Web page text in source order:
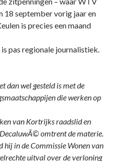
18 september vorig jaar en
is precies een maand
pas regionale journalistiek.
dan wel gesteld is met de
die werken op
van Kortrijks raadslid en
omtrent de materie.
hij in de Commissie Wonen van
uitval over de verloning